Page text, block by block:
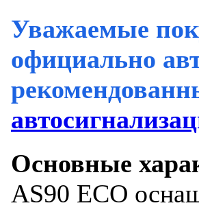
Уважаемые
официально
Основные
AS90 ECO